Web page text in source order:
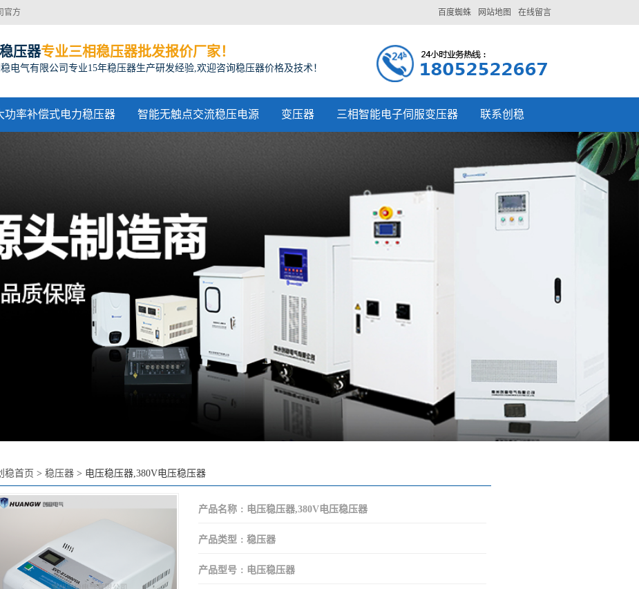
官方 在线留言
网站地图
百度蜘蛛
压器专业三相稳压器批发报价厂家！
电气有限公司专业15年稳压器生产研发经验,欢迎咨询稳压器价格及技术！
功率补偿式电力稳压器 智能无触点交流稳压电源 变压器 三相智能电子伺服变压器 联系创稳
稳首页 > 稳压器 > 电压稳压器,380V电压稳压器
产品名称 : 电压稳压器,380V电压稳压器
产品类型 : 稳压器
产品型号 : 电压稳压器